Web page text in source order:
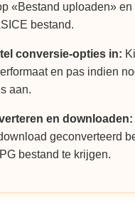
«Bestand uploaden»
bestand.
conversie-opties in:
en pas indien
aan.
en downloaden:
geconverteerd
bestand te krijgen.